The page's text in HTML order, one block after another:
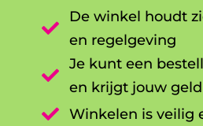

De winkel houdt
en regelgeving

Je kunt een
en krijgt jouw

Winkelen is veilig